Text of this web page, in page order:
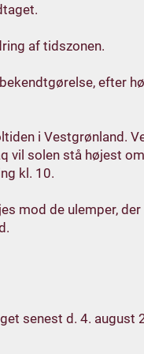
af tidszonen.
efter
i Vestgrønland.
vil solen stå højest
kl. 10.
mod de ulemper,
senest d. 4. august